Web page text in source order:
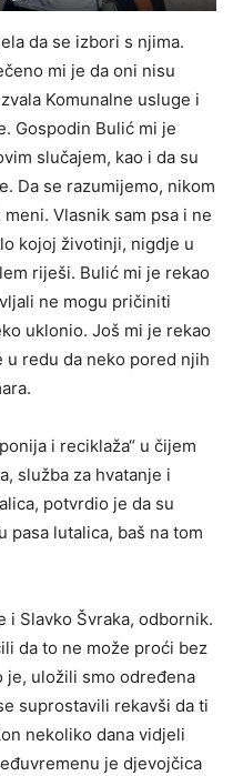
da se izbori s njima.
mi je da oni nisu
Komunalne usluge i
Gospodin Bulić mi je
slučajem, kao i da su
Da se razumijemo, nikom
Vlasnik sam psa i ne
kojoj životinji, nigdje u
riješi. Bulić mi je rekao
ne mogu pričiniti
uklonio. Još mi je rekao
redu da neko pored njih
i reciklaža“ u čijem
služba za hvatanje i
potvrdio je da su
pasa lutalica, baš na tom
i Slavko Švraka, odbornik.
da to ne može proći bez
je, uložili smo određena
suprostavili rekavši da ti
nekoliko dana vidjeli
je djevojčica